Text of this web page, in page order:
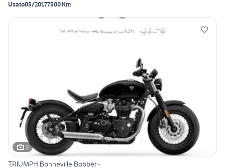
Usato05/20177500 Km
3
TRIUMPH Bonneville Bobber -